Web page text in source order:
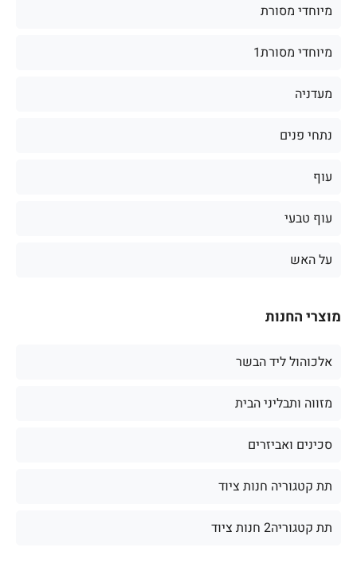
מיוחדי מסורת
מיוחדי מסורת1
מעדניה
נתחי פנים
עוף
עוף טבעי
על האש
מוצרי החנות
אלכוהול ליד הבשר
מזווה ותבליני הבית
סכינים ואביזרים
תת קטגוריה חנות ציוד
תת קטגוריה2 חנות ציוד